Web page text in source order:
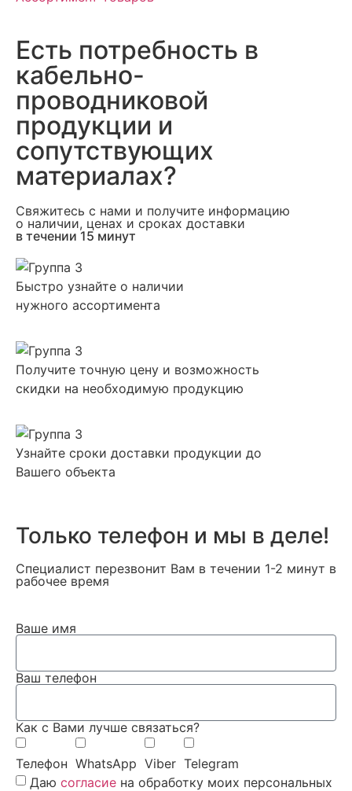
Есть потребность в
кабельно-
проводниковой
продукции и
сопутствующих
материалах?
Свяжитесь с нами и получите информацию
о наличии, ценах и сроках доставки
в течении 15 минут
Быстро узнайте о наличии
нужного ассортимента
Получите точную цену и возможность
скидки на необходимую продукцию
Узнайте сроки доставки продукции до
Вашего объекта
Только телефон и мы в деле!
Специалист перезвонит Вам в течении 1-2 минут в
рабочее время
Ваше имя
Ваш телефон
Как с Вами лучше связаться?
Телефон WhatsApp Viber Telegram
Даю согласие на обработку моих персональных